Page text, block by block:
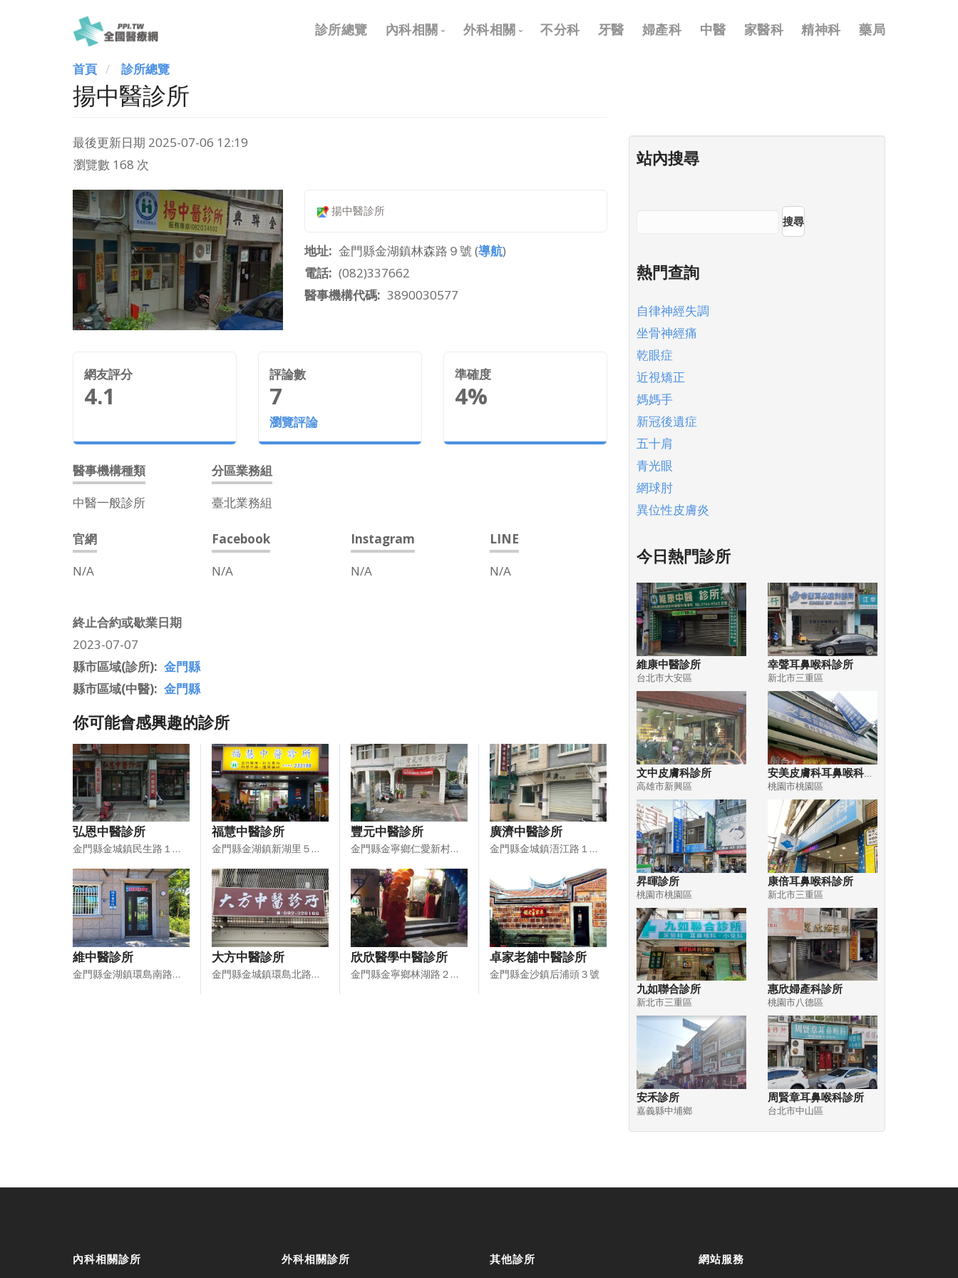
Main
navigation
診所總覽 內科相關 外科相關
整形外科
不分科 牙醫 婦產科 中醫 家醫科 精神科 藥局
首頁 診所總覽
揚中醫診所
最後更新日期 2025-07-06 12:19
瀏覽數 168 次
揚中醫診所
地址 金門縣金湖鎮林森路９號 (導航)
電話
(082)337662
醫事機構代碼
3890030577
網友評分
4.1
評論數
7
瀏覽評論
準確度
4%
醫事機構種類
中醫一般診所
分區業務組
臺北業務組
官網
N/A
Facebook
N/A
Instagram
N/A
LINE
N/A
終止合約或歇業日期
2023-07-07
縣市區域(診所)
金門縣
縣市區域(中醫)
金門縣
你可能會感興趣的診所
弘恩中醫診所
金門縣金城鎮民生路１５－３號
福慧中醫診所
金門縣金湖鎮新湖里５鄰市港路５６號１樓
豐元中醫診所
金門縣金寧鄉仁愛新村１３９號
廣濟中醫診所
金門縣金城鎮浯江路１９號
維中醫診所
金門縣金湖鎮環島南路５段７５號１樓
大方中醫診所
金門縣金城鎮環島北路１段２６號
欣欣醫學中醫診所
金門縣金寧鄉林湖路２９５－１號
卓家老舖中醫診所
金門縣金沙鎮后浦頭３號
站內搜尋
搜尋
熱門查詢
自律神經失調
坐骨神經痛
乾眼症
近視矯正
媽媽手
新冠後遺症
五十肩
青光眼
網球肘
異位性皮膚炎
今日熱門診所
維康中醫診所
台北市大安區
幸聲耳鼻喉科診所
新北市三重區
文中皮膚科診所
高雄市新興區
安美皮膚科耳鼻喉科專科診所
桃園市桃園區
昇暉診所
桃園市桃園區
康倍耳鼻喉科診所
新北市三重區
九如聯合診所
新北市三重區
惠欣婦產科診所
桃園市八德區
安禾診所
嘉義縣中埔鄉
周賢章耳鼻喉科診所
台北市中山區
內科相關診所 外科相關診所 其他診所 網站服務